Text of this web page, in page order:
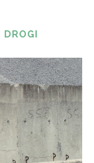
DROGI